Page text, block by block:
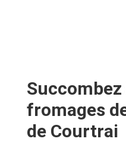
Succombez
fromages
de Courtrai